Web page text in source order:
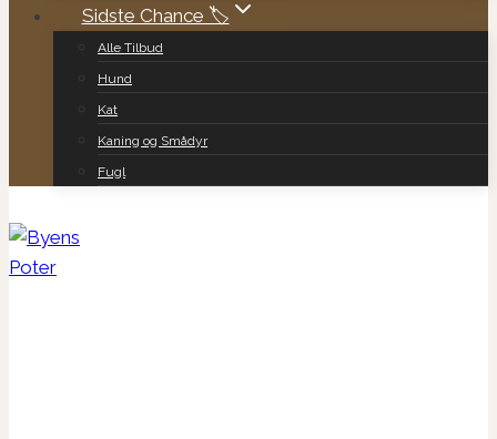
Sidste Chance 🏷️
Alle Tilbud
Hund
Kat
Kaning og Smådyr
Fugl